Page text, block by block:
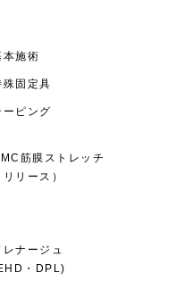
本施術
殊固定具
ーピング
筋膜ストレッチ
リリース）
レナージュ
・DPL)